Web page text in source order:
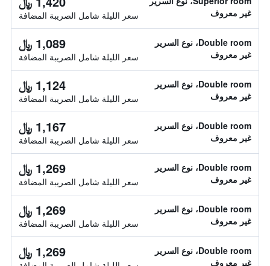
غير معروف
سعر الليلة شامل الصريبة المضافة
Double room، نوع السرير
غير معروف
1,089 ﷼
سعر الليلة شامل الصريبة المضافة
Double room، نوع السرير
غير معروف
1,124 ﷼
سعر الليلة شامل الصريبة المضافة
Double room، نوع السرير
غير معروف
1,167 ﷼
سعر الليلة شامل الصريبة المضافة
Double room، نوع السرير
غير معروف
1,269 ﷼
سعر الليلة شامل الصريبة المضافة
Double room، نوع السرير
غير معروف
1,269 ﷼
سعر الليلة شامل الصريبة المضافة
Double room، نوع السرير
غير معروف
1,269 ﷼